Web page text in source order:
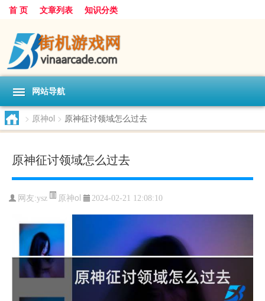
首 页 文章列表 知识分类
网站导航
> 原神ol > 原神征讨领域怎么过去
原神征讨领域怎么过去
网友:ysz 原神ol 2024-02-21 12:08:10